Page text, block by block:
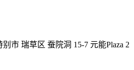
市 瑞草区 蚕院洞 15-7 元能Plaza 2